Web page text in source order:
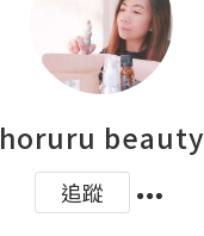
horuru beauty
追蹤